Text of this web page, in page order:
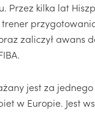
Przez kilka lat
zaliczył awans
jest za
w Europie. Jest